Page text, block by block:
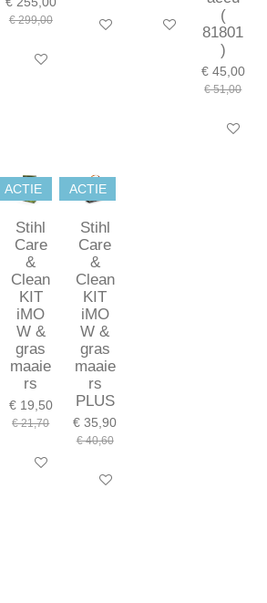
€ 299,00
In winkelwagen
In winkelwagenIn winkelwagen
(
81801
)
€ 45,00
€ 51,00
In
ACTIE
Stihl
Care
&
Clean
KIT
iMO
W &
gras
maaie
rs
€ 19,50
€ 21,70
In winkelwagen
ACTIE
Stihl
Care
&
Clean
KIT
iMO
W &
gras
maaie
rs
PLUS
€ 35,90
€ 40,60
In winkelwagen